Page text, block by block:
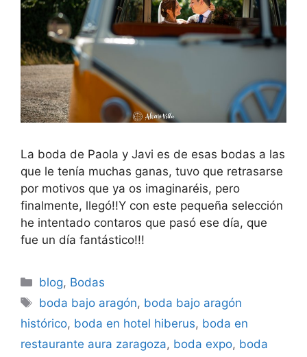
La boda de Paola y Javi es de esas bodas a las
que le tenía muchas ganas, tuvo que retrasarse
por motivos que ya os imaginaréis, pero
finalmente, llegó!!Y con este pequeña selección
he intentado contaros que pasó ese día, que
fue un día fantástico!!!
Categorías
blog, Bodas
Etiquetas
boda bajo aragón, boda bajo aragón
histórico, boda en hotel hiberus, boda en
restaurante aura zaragoza, boda expo, boda